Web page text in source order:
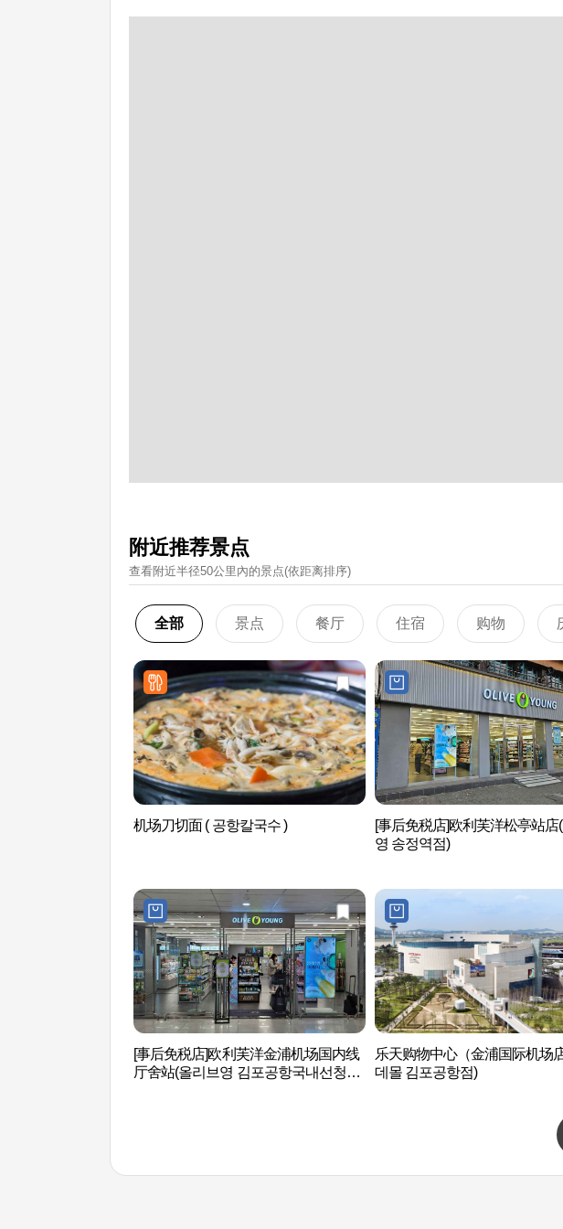
附近推荐景点
查看附近半径50公里內的景点(依距离排序)
全部 景点 餐厅 住宿 购物
机场刀切面 ( 공항칼국수 )
[事后免税店]欧利芙洋松亭站店
영 송정역점)
[事后免税店]欧利芙洋金浦机场国内线
厅舍站(올리브영 김포공항국내선청사
乐天购物中心（金浦国际机场
데몰 김포공항점)